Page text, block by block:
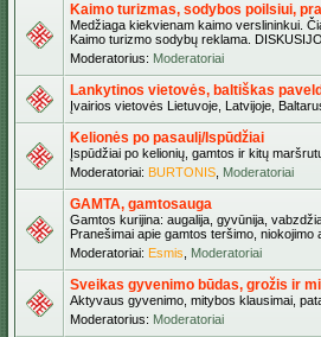
Kaimo turizmas, sodybos poilsiui,
Medžiaga kiekvienam kaimo verslininkui.
Kaimo turizmo sodybų reklama.
Moderatorius: Moderatoriai
Lankytinos vietovės, baltiškas
Įvairios vietovės Lietuvoje, Latvijoje,
Kelionės po pasaulį/Ispūdžiai
Įspūdžiai po kelionių, gamtos ir kitų
Moderatoriai: BURTONIS Moderatoriai
GAMTA, gamtosauga
Gamtos kurijina: augalija, gyvūnija,
Pranešimai apie gamtos teršimo, niokojimo
Moderatoriai: Esmis Moderatoriai
Sveikas gyvenimo būdas, grožis ir
Aktyvaus gyvenimo, mitybos klausimai,
Moderatorius: Moderatoriai